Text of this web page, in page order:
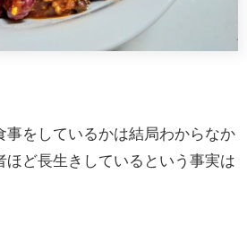
事をしているかは結局わからなか
ほど長生きしているという事実は